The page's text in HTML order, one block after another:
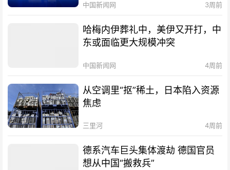
中国新闻网 3周前
哈梅内伊葬礼中，美伊又开打，中
东或面临更大规模冲突
中国新闻网 4周前
从空调里“抠”稀土，日本陷入资源
焦虑
三里河 4周前
德系汽车巨头集体渡劫 德国官员
想从中国“搬救兵”